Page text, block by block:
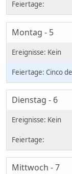
Montag - 5
Cinco
Dienstag - 6
Mittwoch - 7